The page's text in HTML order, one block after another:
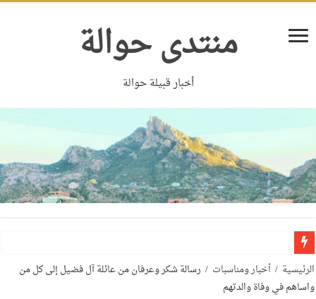
منتدى حوالة
أخبار قبيلة حوالة
الرئيسية / أخبار ومناسبات / رسالة شكر وعرفان من عائلة آل فضيل إلى كل من
واساهم في وفاة والدتهم